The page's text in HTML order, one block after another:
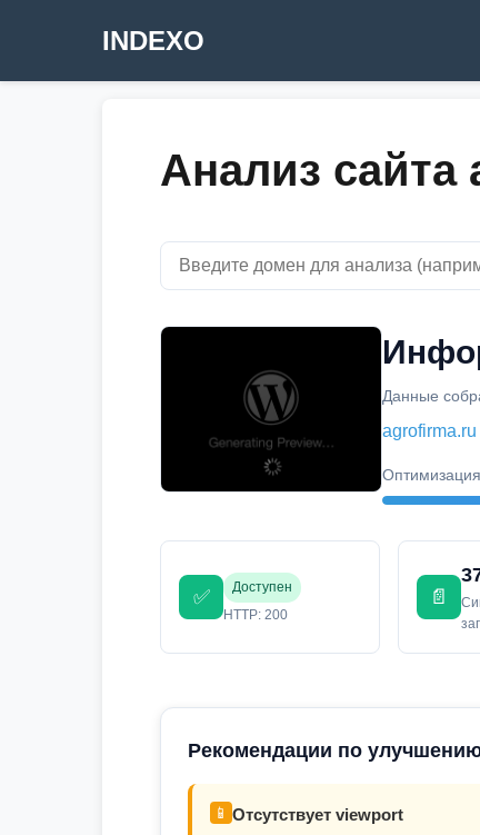
INDEXO
Анализ сайта
Данные
agrofirma.ru
✅
Доступен
HTTP: 200
📄
Рекомендации по
📱 Отсутствует viewport